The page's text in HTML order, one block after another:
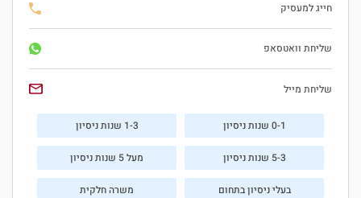
חייג למעסיק
שליחת וואטסאפ
שליחת מייל
0-1 שנות ניסיון 1-3 שנות ניסיון
5-3 שנות ניסיון מעל 5 שנות ניסיון
בעלי ניסיון בתחום משרה חלקית